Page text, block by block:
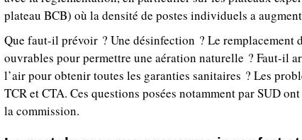
plateau BCB) où la densité de postes individuels a
Que faut-il prévoir ? Une désinfection ? Le remplacement
ouvrables pour permettre une aération naturelle ? Faut-il
l’air pour obtenir toutes les garanties sanitaires ? Les
TCR et CTA. Ces questions posées notamment par SUD
la commission.